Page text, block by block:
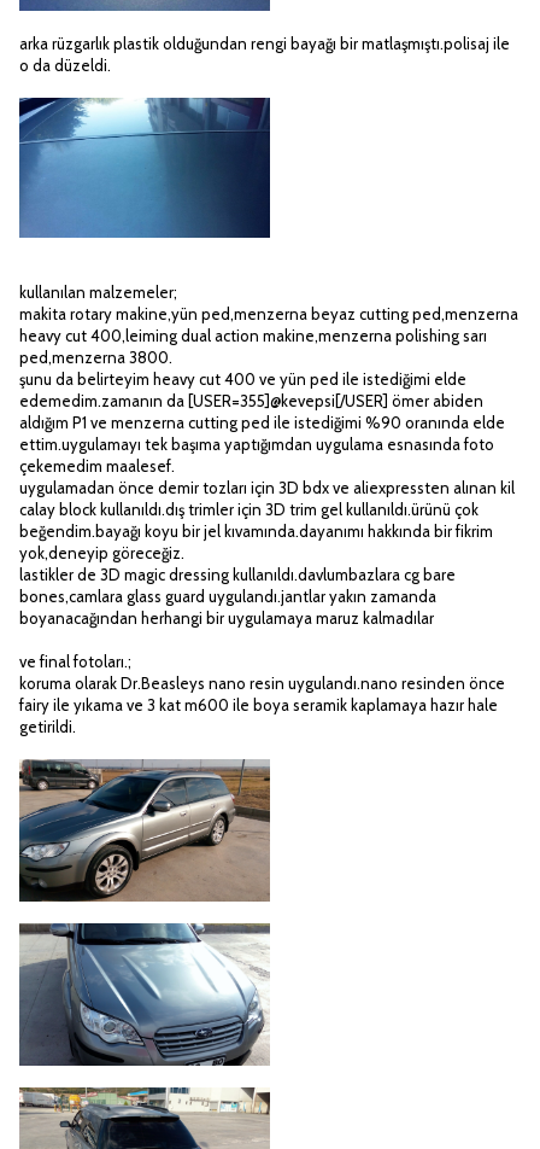
arka rüzgarlık plastik olduğundan rengi bayağı bir matlaşmıştı.polisaj ile
o da düzeldi.
kullanılan malzemeler;
makita rotary makine,yün ped,menzerna beyaz cutting ped,menzerna
heavy cut 400,leiming dual action makine,menzerna polishing sarı
ped,menzerna 3800.
şunu da belirteyim heavy cut 400 ve yün ped ile istediğimi elde
edemedim.zamanın da [USER=355]@kevepsi[/USER] ömer abiden
aldığım P1 ve menzerna cutting ped ile istediğimi %90 oranında elde
ettim.uygulamayı tek başıma yaptığımdan uygulama esnasında foto
çekemedim maalesef.
uygulamadan önce demir tozları için 3D bdx ve aliexpressten alınan kil
calay block kullanıldı.dış trimler için 3D trim gel kullanıldı.ürünü çok
beğendim.bayağı koyu bir jel kıvamında.dayanımı hakkında bir fikrim
yok,deneyip göreceğiz.
lastikler de 3D magic dressing kullanıldı.davlumbazlara cg bare
bones,camlara glass guard uygulandı.jantlar yakın zamanda
boyanacağından herhangi bir uygulamaya maruz kalmadılar
ve final fotoları.;
koruma olarak Dr.Beasleys nano resin uygulandı.nano resinden önce
fairy ile yıkama ve 3 kat m600 ile boya seramik kaplamaya hazır hale
getirildi.